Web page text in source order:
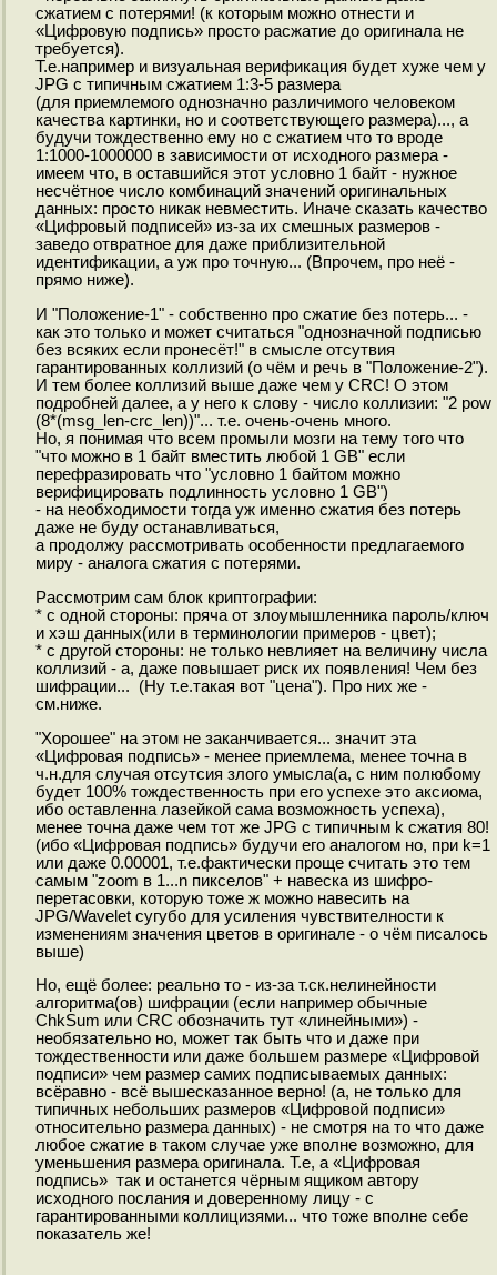
сжатием c потерями! (к которым можно отнести и
«Цифровую подпись» просто расжатие до оригинала не
требуется).
Т.е.например и визуальная верификация будет хуже чем у
JPG с типичным сжатием 1:3-5 размера
(для приемлемого однозначно различимого человеком
качества картинки, но и соответствующего размера)..., а
будучи тождественно ему но с сжатием что то вроде
1:1000-1000000 в зависимости от исходного размера -
имеем что, в оставшийся этот условно 1 байт - нужное
несчётное число комбинаций значений оригинальных
данных: просто никак невместить. Иначе сказать качество
«Цифровый подписей» из-за их смешных размеров -
заведо отвратное для даже приблизительной
идентификации, а уж про точную... (Впрочем, про неё -
прямо ниже).
И "Положение-1" - собственно про сжатие без потерь... -
как это только и может считаться "однозначной подписью
без всяких если пронесёт!" в смысле отсутвия
гарантированных коллизий (о чём и речь в "Положение-2").
И тем более коллизий выше даже чем у CRC! О этом
подробней далее, а у него к слову - число коллизии: "2 pow
(8*(msg_len-crc_len))"... т.е. очень-очень много.
Но, я понимая что всем промыли мозги на тему того что
"что можно в 1 байт вместить любой 1 GB" если
перефразировать что "условно 1 байтом можно
верифицировать подлинность условно 1 GB")
- на необходимости тогда уж именно сжатия без потерь
даже не буду останавливаться,
а продолжу рассмотривать особенности предлагаемого
миру - аналога сжатия с потерями.
Рассмотрим сам блок криптографии:
* с одной стороны: пряча от злоумышленника пароль/ключ
и хэш данных(или в терминологии примеров - цвет);
* с другой стороны: не только невлияет на величину числа
коллизий - а, даже повышает риск их появления! Чем без
шифрации... (Ну т.е.такая вот "цена"). Про них же -
см.ниже.
"Хорошее" на этом не заканчивается... значит эта
«Цифровая подпись» - менее приемлема, менее точна в
ч.н.для случая отсутсия злого умысла(а, с ним полюбому
будет 100% тождественность при его успехе это аксиома,
ибо оставленна лазейкой сама возможность успеха),
менее точна даже чем тот же JPG с типичным k сжатия 80!
(ибо «Цифровая подпись» будучи его аналогом но, при k=1
или даже 0.00001, т.е.фактически проще считать это тем
самым "zoom в 1...n пикселов" + навеска из шифро-
перетасовки, которую тоже ж можно навесить на
JPG/Wavelet сугубо для усиления чувствителности к
изменениям значения цветов в оригинале - о чём писалось
выше)
Но, ещё более: реально то - из-за т.ск.нелинейности
алгоритма(ов) шифрации (если например обычные
ChkSum или CRC обозначить тут «линейными») -
необязательно но, может так быть что и даже при
тождественности или даже большем размере «Цифровой
подписи» чем размер самих подписываемых данных:
всёравно - всё вышесказанное верно! (а, не только для
типичных небольших размеров «Цифровой подписи»
относительно размера данных) - не смотря на то что даже
любое сжатие в таком случае уже вполне возможно, для
уменьшения размера оригинала. Т.е, а «Цифровая
подпись» так и останется чёрным ящиком автору
исходного послания и доверенному лицу - с
гарантированными коллицизями... что тоже вполне себе
показатель же!